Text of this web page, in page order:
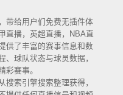
带给用户们免费无插件体
直播，英超直播，NBA直
供了丰富的赛事信息和数
、球队状态与球员数据，
彩赛事。
搜索引擎搜索整理获得，